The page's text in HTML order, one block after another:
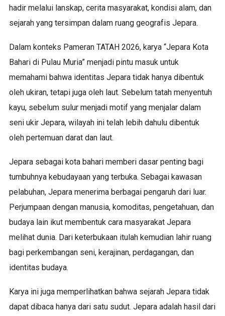
hadir melalui lanskap, cerita masyarakat, kondisi alam, dan
sejarah yang tersimpan dalam ruang geografis Jepara.
Dalam konteks Pameran TATAH 2026, karya “Jepara Kota
Bahari di Pulau Muria” menjadi pintu masuk untuk
memahami bahwa identitas Jepara tidak hanya dibentuk
oleh ukiran, tetapi juga oleh laut. Sebelum tatah menyentuh
kayu, sebelum sulur menjadi motif yang menjalar dalam
seni ukir Jepara, wilayah ini telah lebih dahulu dibentuk
oleh pertemuan darat dan laut.
Jepara sebagai kota bahari memberi dasar penting bagi
tumbuhnya kebudayaan yang terbuka. Sebagai kawasan
pelabuhan, Jepara menerima berbagai pengaruh dari luar.
Perjumpaan dengan manusia, komoditas, pengetahuan, dan
budaya lain ikut membentuk cara masyarakat Jepara
melihat dunia. Dari keterbukaan itulah kemudian lahir ruang
bagi perkembangan seni, kerajinan, perdagangan, dan
identitas budaya.
Karya ini juga memperlihatkan bahwa sejarah Jepara tidak
dapat dibaca hanya dari satu sudut. Jepara adalah hasil dari